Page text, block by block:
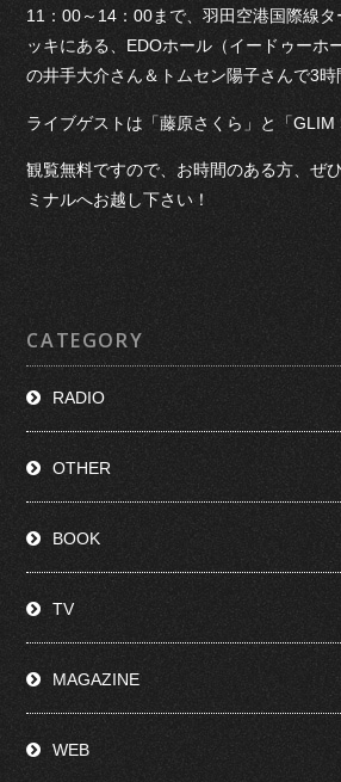
11：00～14：00まで、羽田空港国際線
ッキにある、EDOホール（イードゥーホ
の井手大介さん＆トムセン陽子さんで3
ライブゲストは「藤原さくら」と「GLIM
観覧無料ですので、お時間のある方、ぜ
ミナルへお越し下さい！
CATEGORY
RADIO
OTHER
BOOK
TV
MAGAZINE
WEB